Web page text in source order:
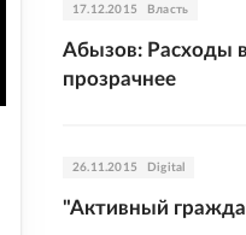
17.12.2015 Власть
Абызов: Расходы
прозрачнее
26.11.2015 Digital
"Активный